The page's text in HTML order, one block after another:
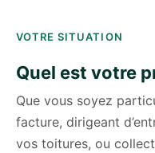
VOTRE SITUATION
Quel est votre
Que vous soyez
facture, dirigeant
vos toitures, ou